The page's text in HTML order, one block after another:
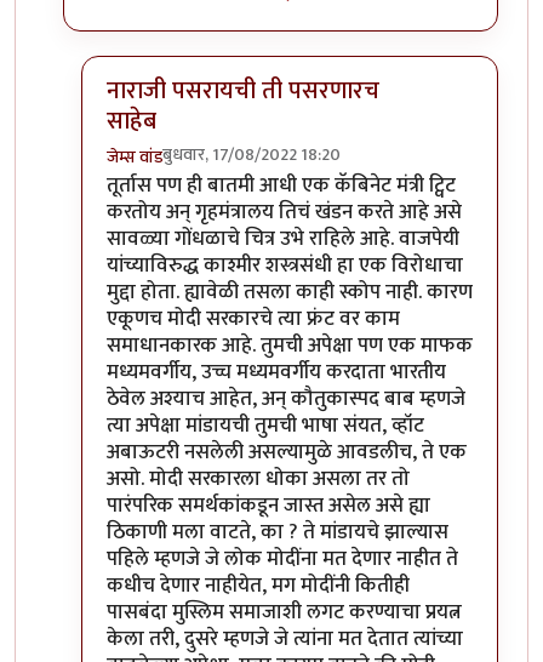
नाराजी पसरायची ती पसरणारच
साहेब
जेम्स वांडबुधवार, 17/08/2022 18:20
In reply toनिषेधार्हbyक्लिंटन
तूर्तास पण ही बातमी आधी एक कॅबिनेट मंत्री ट्विट
करतोय अन् गृहमंत्रालय तिचं खंडन करते आहे असे
सावळ्या गोंधळाचे चित्र उभे राहिले आहे. वाजपेयी
यांच्याविरुद्ध काश्मीर शस्त्रसंधी हा एक विरोधाचा
मुद्दा होता. ह्यावेळी तसला काही स्कोप नाही. कारण
एकूणच मोदी सरकारचे त्या फ्रंट वर काम
समाधानकारक आहे. तुमची अपेक्षा पण एक माफक
मध्यमवर्गीय, उच्च मध्यमवर्गीय करदाता भारतीय
ठेवेल अश्याच आहेत, अन् कौतुकास्पद बाब म्हणजे
त्या अपेक्षा मांडायची तुमची भाषा संयत, व्हॉट
अबाऊटरी नसलेली असल्यामुळे आवडलीच, ते एक
असो. मोदी सरकारला धोका असला तर तो
पारंपरिक समर्थकांकडून जास्त असेल असे ह्या
ठिकाणी मला वाटते, का ? ते मांडायचे झाल्यास
पहिले म्हणजे जे लोक मोदींना मत देणार नाहीत ते
कधीच देणार नाहीयेत, मग मोदींनी कितीही
पासबंदा मुस्लिम समाजाशी लगट करण्याचा प्रयत्न
केला तरी, दुसरे म्हणजे जे त्यांना मत देतात त्यांच्या